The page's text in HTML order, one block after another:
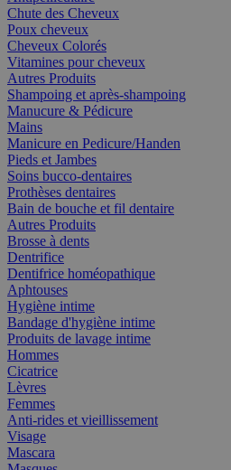
Chute des Cheveux
Poux cheveux
Cheveux Colorés
Vitamines pour cheveux
Autres Produits
Shampoing et après-shampoing
Manucure & Pédicure
Mains
Manicure en Pedicure/Handen
Pieds et Jambes
Soins bucco-dentaires
Prothèses dentaires
Bain de bouche et fil dentaire
Autres Produits
Brosse à dents
Dentrifice
Dentifrice homéopathique
Aphtouses
Hygiène intime
Bandage d'hygiène intime
Produits de lavage intime
Hommes
Cicatrice
Lèvres
Femmes
Anti-rides et vieillissement
Visage
Mascara